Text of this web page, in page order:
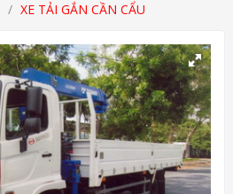
XE TẢI GẮN CẦN CẨU